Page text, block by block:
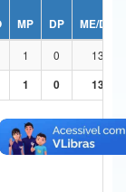
MP DP
ME/DO
1 0
13
1 0 13